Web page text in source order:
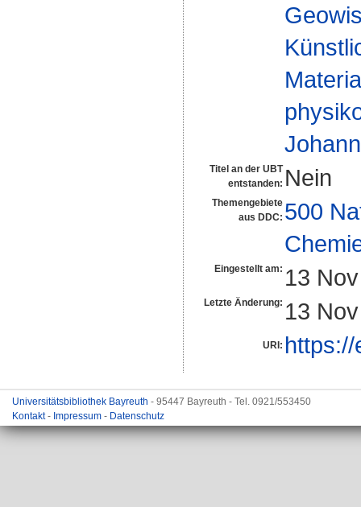
Titel an der UBT
entstanden: Nein
Themengebiete
aus DDC: 500
Eingestellt am: 13
Letzte Änderung: 13
URI:
Universitätsbibliothek Bayreuth - 95447 Bayreuth - Tel. 0921/553450
Kontakt- Impressum - Datenschutz